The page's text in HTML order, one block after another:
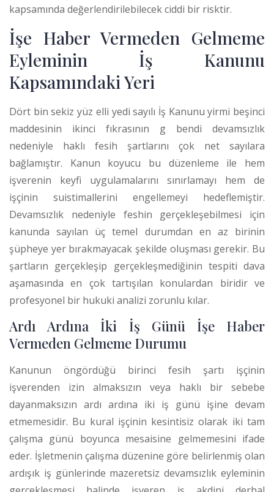
kapsamında değerlendirilebilecek ciddi bir risktir.
İşe Haber Vermeden Gelmeme
Eyleminin İş Kanunu
Kapsamındaki Yeri
Dört bin sekiz yüz elli yedi sayılı İş Kanunu yirmi beşinci
maddesinin ikinci fıkrasının g bendi devamsızlık
nedeniyle haklı fesih şartlarını çok net sayılara
bağlamıştır. Kanun koyucu bu düzenleme ile hem
işverenin keyfi uygulamalarını sınırlamayı hem de
işçinin suistimallerini engellemeyi hedeflemiştir.
Devamsızlık nedeniyle feshin gerçekleşebilmesi için
kanunda sayılan üç temel durumdan en az birinin
şüpheye yer bırakmayacak şekilde oluşması gerekir. Bu
şartların gerçekleşip gerçekleşmediğinin tespiti dava
aşamasında en çok tartışılan konulardan biridir ve
profesyonel bir hukuki analizi zorunlu kılar.
Ardı Ardına İki İş Günü İşe Haber
Vermeden Gelmeme Durumu
Kanunun öngördüğü birinci fesih şartı işçinin
işverenden izin almaksızın veya haklı bir sebebe
dayanmaksızın ardı ardına iki iş günü işine devam
etmemesidir. Bu kural işçinin kesintisiz olarak iki tam
çalışma günü boyunca mesaisine gelmemesini ifade
eder. İşletmenin çalışma düzenine göre belirlenmiş olan
ardışık iş günlerinde mazeretsiz devamsızlık eyleminin